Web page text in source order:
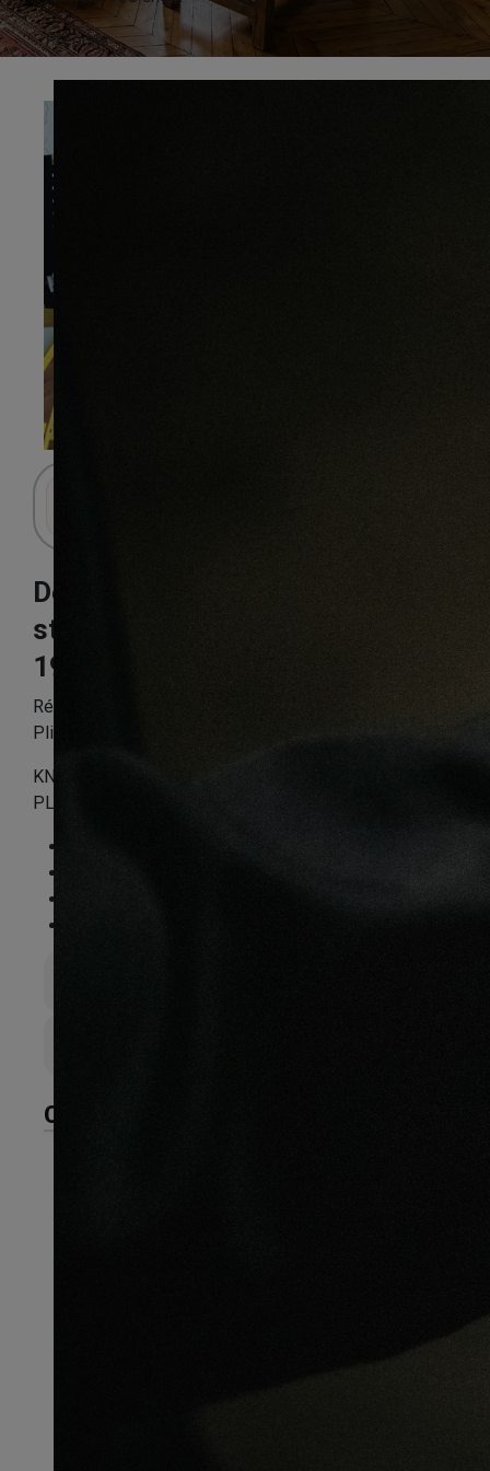
Préciser
Decoart chêne
stirling medium
193X8X1380mm
Référence:
Plinthe assortie :
KNPLIN2805
PLINTHE MDF STIRLING MEDIUM 40X22X2400
CARACTÉRISTIQUES